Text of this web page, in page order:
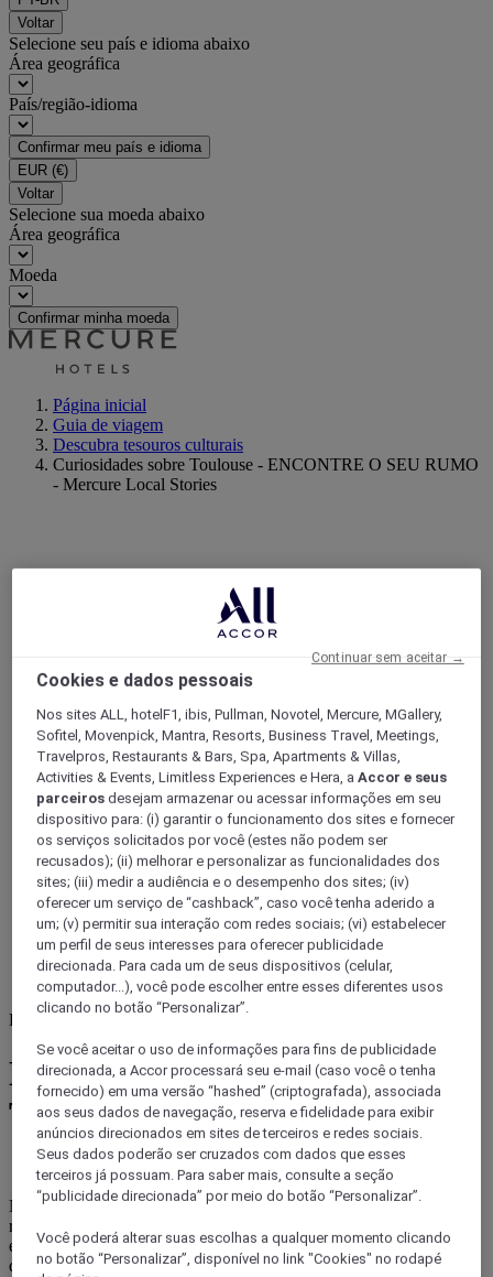
Voltar
Selecione seu país e idioma abaixo
Área geográfica
País/região-idioma
Confirmar meu país e idioma
EUR (€)
Voltar
Selecione sua moeda abaixo
Área geográfica
Moeda
Confirmar minha moeda
Página inicial
Guia de viagem
Descubra tesouros culturais
Curiosidades sobre Toulouse - ENCONTRE O SEU RUMO
- Mercure Local Stories
France
ENCONTRE O SEU RUMO
TOULOUSE
Na maioria das cidades, existem muitas placas com os nomes das
ruas – tantas que as pessoas normalmente nem prestam atenção a
elas, a menos que estejam estão procurando algo específico. Mas o
que dizer da placa na Rue des Arts, perto da Rue Croix-Baragnon?
Cookies e dados pessoais
Nos sites ALL, hotelF1, ibis, Pullman, Novotel, Mercure, MGallery,
Sofitel, Movenpick, Mantra, Resorts, Business Travel, Meetings,
Travelpros, Restaurants & Bars, Spa, Apartments & Villas,
Activities & Events, Limitless Experiences e Hera, aAccor e seus
parceiros desejam armazenar ou acessar informações em seu
dispositivo para: (i) garantir o funcionamento dos sites e fornecer
os serviços solicitados por você (estes não podem ser
recusados); (ii) melhorar e personalizar as funcionalidades dos
sites; (iii) medir a audiência e o desempenho dos sites; (iv)
oferecer um serviço de “cashback”, caso você tenha aderido a
um; (v) permitir sua interação com redes sociais; (vi) estabelecer
um perfil de seus interesses para oferecer publicidade
direcionada. Para cada um de seus dispositivos (celular,
computador...), você pode escolher entre esses diferentes usos
clicando no botão “Personalizar”.
Se você aceitar o uso de informações para fins de publicidade
direcionada, a Accor processará seu e-mail (caso você o tenha
fornecido) em uma versão “hashed” (criptografada), associada
aos seus dados de navegação, reserva e fidelidade para exibir
anúncios direcionados em sites de terceiros e redes sociais.
Seus dados poderão ser cruzados com dados que esses
terceiros já possuam. Para saber mais, consulte a seção
“publicidade direcionada” por meio do botão “Personalizar”.
Você poderá alterar suas escolhas a qualquer momento clicando
no botão “Personalizar”, disponível no link "Cookies" no rodapé
Continuar sem aceitar →